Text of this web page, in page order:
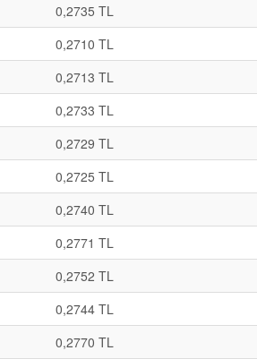
0,2735 TL
0,2710 TL
0,2713 TL
0,2733 TL
0,2729 TL
0,2725 TL
0,2740 TL
0,2771 TL
0,2752 TL
0,2744 TL
0,2770 TL